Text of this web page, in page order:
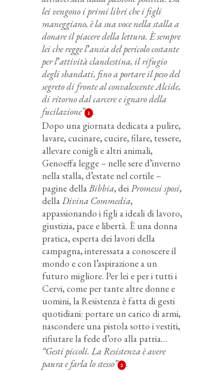
lei vengono i primi libri che i figli
maneggiano, è la sua voce nella stalla a
donare il piacere della lettura. È sempre
lei che regge l’ansia del pericolo costante
per l’attività clandestina, il rifugio
degli sbandati, fino a portare il peso del
segreto di fronte al convalescente Alcide,
di ritorno dal carcere e ignaro della
fucilazione” 1 .
Dopo una giornata dedicata a pulire,
lavare, cucinare, cucire, filare, tessere,
allevare conigli e altri animali,
Genoeffa legge – nelle sere d’inverno
nella stalla, d’estate nel cortile –
pagine dellaBibbia, deiPromessi sposi,
dellaDivina Commedia,
appassionando i figli a ideali di lavoro,
giustizia, pace e libertà. È una donna
pratica, esperta dei lavori della
campagna, interessata a conoscere il
mondo e con l’aspirazione a un
futuro migliore. Per lei e per i tutti i
Cervi, come per tante altre donne e
uomini, la Resistenza è fatta di gesti
quotidiani: portare un carico di armi,
nascondere una pistola sotto i vestiti,
rifiutare la fede d’oro alla patria…
“Gesti piccoli. La Resistenza è avere
paura e farla lo stesso” 2 .